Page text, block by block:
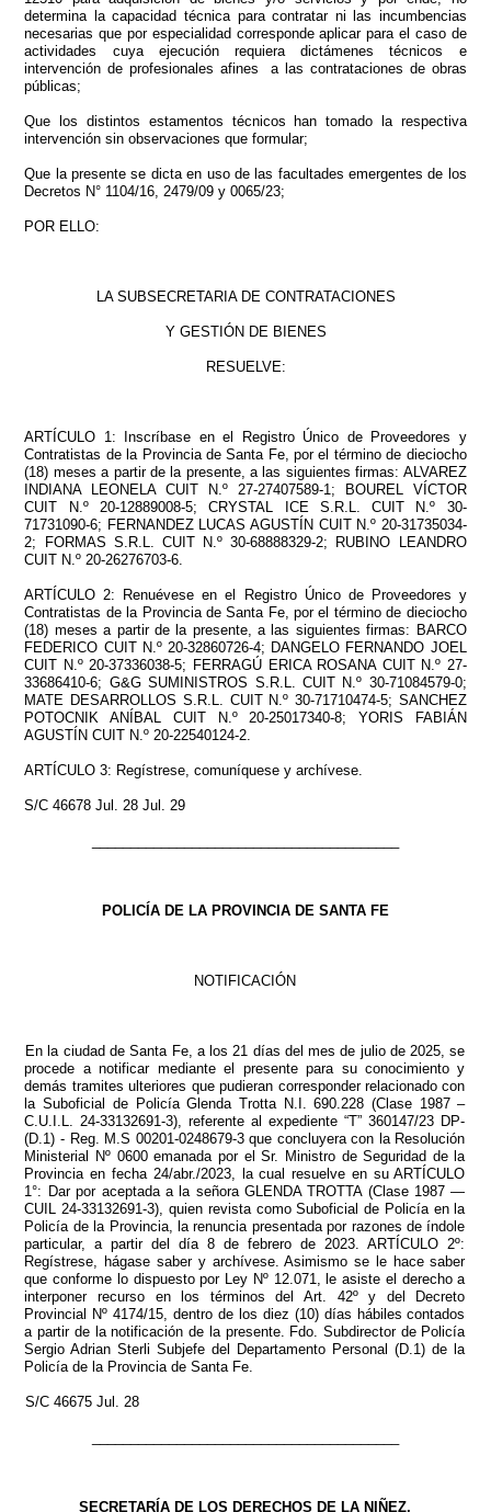
determina la capacidad técnica para contratar ni las incumbencias
necesarias que por especialidad corresponde aplicar para el caso de
actividades cuya ejecución requiera dictámenes técnicos e
intervención de profesionales afines a las contrataciones de obras
públicas;
Que los distintos estamentos técnicos han tomado la respectiva
intervención sin observaciones que formular;
Que la presente se dicta en uso de las facultades emergentes de los
Decretos N° 1104/16, 2479/09 y 0065/23;
POR ELLO:
LA SUBSECRETARIA DE CONTRATACIONES
Y GESTIÓN DE BIENES
RESUELVE:
ARTÍCULO 1: Inscríbase en el Registro Único de Proveedores y
Contratistas de la Provincia de Santa Fe, por el término de dieciocho
(18) meses a partir de la presente, a las siguientes firmas: ALVAREZ
INDIANA LEONELA CUIT N.º 27-27407589-1; BOUREL VÍCTOR
CUIT N.º 20-12889008-5; CRYSTAL ICE S.R.L. CUIT N.º 30-
71731090-6; FERNANDEZ LUCAS AGUSTÍN CUIT N.º 20-31735034-
2; FORMAS S.R.L. CUIT N.º 30-68888329-2; RUBINO LEANDRO
CUIT N.º 20-26276703-6.
ARTÍCULO 2: Renuévese en el Registro Único de Proveedores y
Contratistas de la Provincia de Santa Fe, por el término de dieciocho
(18) meses a partir de la presente, a las siguientes firmas: BARCO
FEDERICO CUIT N.º 20-32860726-4; DANGELO FERNANDO JOEL
CUIT N.º 20-37336038-5; FERRAGÚ ERICA ROSANA CUIT N.º 27-
33686410-6; G&G SUMINISTROS S.R.L. CUIT N.º 30-71084579-0;
MATE DESARROLLOS S.R.L. CUIT N.º 30-71710474-5; SANCHEZ
POTOCNIK ANÍBAL CUIT N.º 20-25017340-8; YORIS FABIÁN
AGUSTÍN CUIT N.º 20-22540124-2.
ARTÍCULO 3: Regístrese, comuníquese y archívese.
S/C 46678 Jul. 28 Jul. 29
POLICÍA DE LA PROVINCIA DE SANTA FE
NOTIFICACIÓN
En la ciudad de Santa Fe, a los 21 días del mes de julio de 2025, se
procede a notificar mediante el presente para su conocimiento y
demás tramites ulteriores que pudieran corresponder relacionado con
la Suboficial de Policía Glenda Trotta N.I. 690.228 (Clase 1987 –
C.U.I.L. 24-33132691-3), referente al expediente “T” 360147/23 DP-
(D.1) - Reg. M.S 00201-0248679-3 que concluyera con la Resolución
Ministerial Nº 0600 emanada por el Sr. Ministro de Seguridad de la
Provincia en fecha 24/abr./2023, la cual resuelve en su ARTÍCULO
1°: Dar por aceptada a la señora GLENDA TROTTA (Clase 1987 —
CUIL 24-33132691-3), quien revista como Suboficial de Policía en la
Policía de la Provincia, la renuncia presentada por razones de índole
particular, a partir del día 8 de febrero de 2023. ARTÍCULO 2º:
Regístrese, hágase saber y archívese. Asimismo se le hace saber
que conforme lo dispuesto por Ley Nº 12.071, le asiste el derecho a
interponer recurso en los términos del Art. 42º y del Decreto
Provincial Nº 4174/15, dentro de los diez (10) días hábiles contados
a partir de la notificación de la presente. Fdo. Subdirector de Policía
Sergio Adrian Sterli Subjefe del Departamento Personal (D.1) de la
Policía de la Provincia de Santa Fe.
S/C 46675 Jul. 28
SECRETARÍA DE LOS DERECHOS DE LA NIÑEZ,